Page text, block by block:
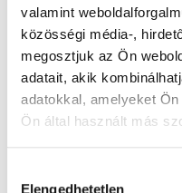
valamint
közösségi média-,
megosztjuk az Ön
adatait, akik
adatokkal, amelyeket
Ön által használt más
szabályzat:https://
Elengedhetetlen
Válassz szakterületet